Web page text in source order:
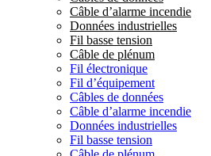
Câble d’alarme incendie
Données industrielles
Fil basse tension
Câble de plénum
Fil électronique
Fil d’équipement
Câbles de données
Câble d’alarme incendie
Données industrielles
Fil basse tension